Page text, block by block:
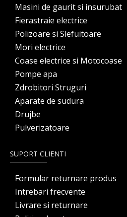
Masini de gaurit si insurubat
Fierastraie electrice
Polizoare si Slefuitoare
Mori electrice
Coase electrice si Motocoase
Pompe apa
Zdrobitori Struguri
Aparate de sudura
Drujbe
Pulverizatoare
SUPORT CLIENTI
Formular returnare produs
Intrebari frecvente
Livrare si returnare